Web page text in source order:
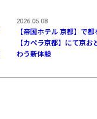
【帝国ホテル 京都】で都
【カペラ京都】にて京お
わう新体験
2026.05.08